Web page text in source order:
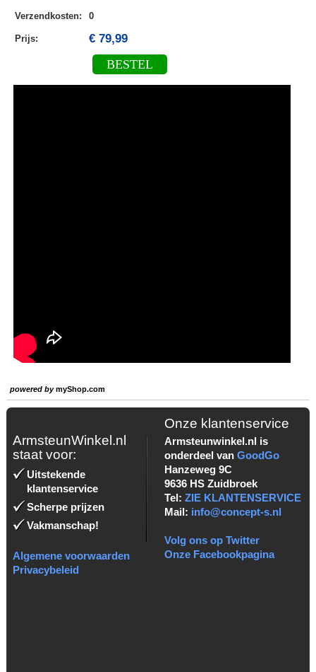
Verzendkosten: 0
Prijs: € 79,99
BESTEL
powered bymyShop.com
ArmsteunWinkel.nl
staat voor:
Uitstekende
klantenservice
Scherpe prijzen
Vakmanschap!
Algemene voorwaarden
Privacybeleid
Onze klantenservice
Armsteunwinkel.nl is
onderdeel van GoodGo
Hanzeweg 9C
9636 HS Zuidbroek
Tel: ZIE KLANTENSERVICE
Mail: info@concept-s.nl
Volg ons op Twitter
Onze Facebookpagina